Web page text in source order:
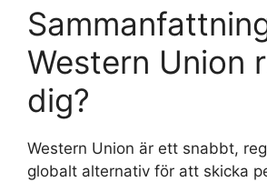
Western Union
dig?
Western Union är ett snabbt,
globalt alternativ för att skicka